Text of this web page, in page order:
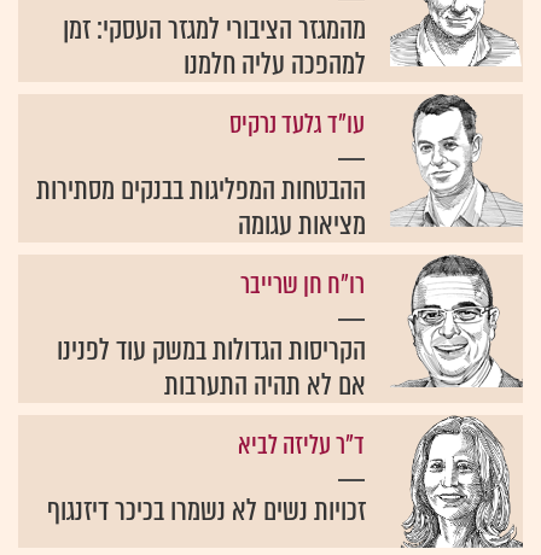
מהמגזר הציבורי למגזר העסקי: זמן
למהפכה עליה חלמנו
עו"ד גלעד נרקיס
ההבטחות המפליגות בבנקים מסתירות
מציאות עגומה
רו"ח חן שרייבר
הקריסות הגדולות במשק עוד לפנינו
אם לא תהיה התערבות
ד"ר עליזה לביא
זכויות נשים לא נשמרו בכיכר דיזנגוף